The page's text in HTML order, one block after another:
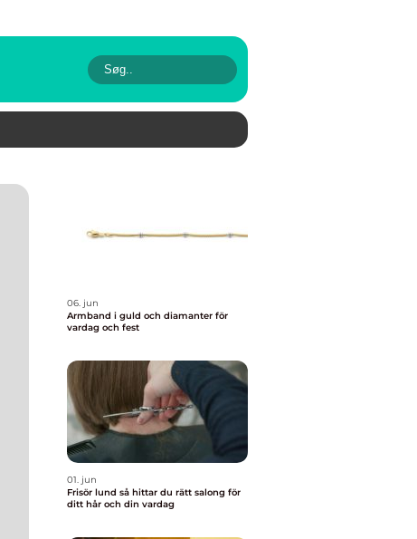
06. jun
Armband i guld och diamanter för
vardag och fest
01. jun
Frisör lund så hittar du rätt salong för
ditt hår och din vardag